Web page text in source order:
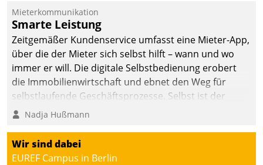
Die monatlichen
Mitteilungen zum
Heizungs- und
Wasserverbrauch gehen
automatisiert, vollständig
und auf Wunsch über
mehrere zuvor
Kommunikationswege bei
den Empfängern ein.
Mieterkommunikation
Smarte Leistung
Zeitgemäßer Kundenservice umfasst eine Mieter-App,
über die der Mieter sich selbst hilft – wann und wo
immer er will. Die digitale Selbstbedienung erobert
die Immobilienwirtschaft und ebnet den Weg für
selbstlaufende Geschäftsprozesse. Selbst ist der
Kunde und smart der Serviceanbieter.
Nadja Hußmann
Wir sind dabei
EUREF Campus in Berlin